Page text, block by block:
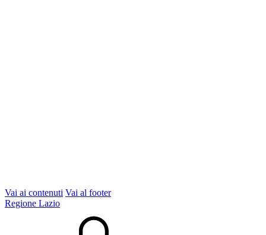
Vai ai contenuti Vai al footer
Regione Lazio